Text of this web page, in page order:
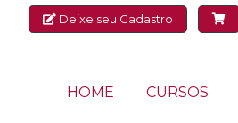
Deixe seu Cadastro
HOME CURSOS